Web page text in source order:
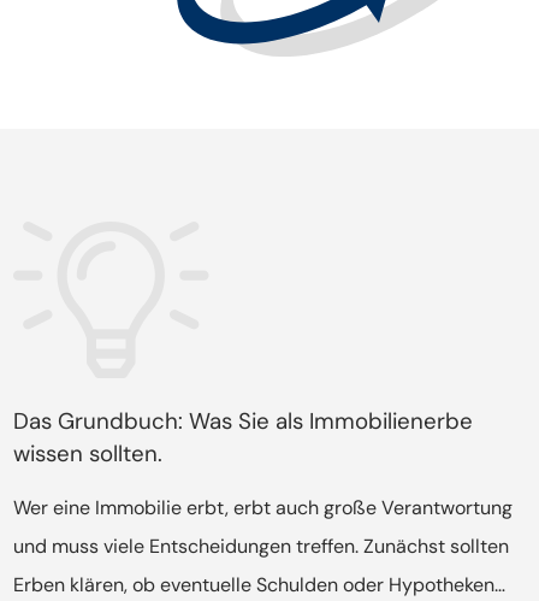
Das Grundbuch: Was Sie als Immobilienerbe
wissen sollten.
Wer eine Immobilie erbt, erbt auch große Verantwortung
und muss viele Entscheidungen treffen. Zunächst sollten
Erben klären, ob eventuelle Schulden oder Hypotheken